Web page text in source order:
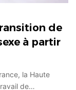
de
à partir
la Haute
de…